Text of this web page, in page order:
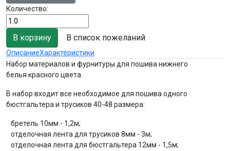
Количество:
В список пожеланий
ОписаниеХарактеристики
Набор материалов и фурнитуры для пошива нижнего
белья красного цвета.
В набор входит все необходимое для пошива одного
бюстгальтера и трусиков 40-48 размера:
бретель 10мм - 1,2м;
отделочная лента для трусиков 8мм - 3м;
отделочная лента для бюстгальтера 12мм - 1,5м;